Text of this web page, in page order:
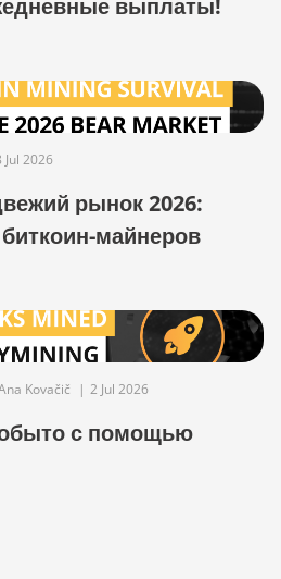
Jul 2026
рынок 2026:
майнеров
Kovačič | 2 Jul 2026
с помощью